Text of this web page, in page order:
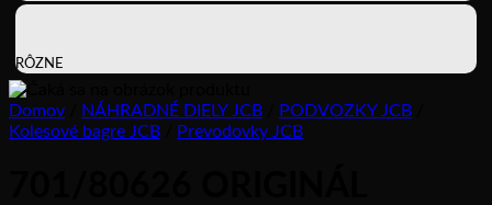
RÔZNE
Domov NÁHRADNÉ DIELY JCB PODVOZKY JCB
Kolesové bagre JCB
Prevodovky JCB